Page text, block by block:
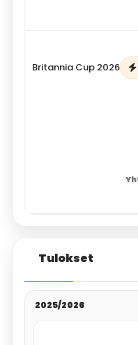
Britannia Cup 2026
Tulokset
2025/2026